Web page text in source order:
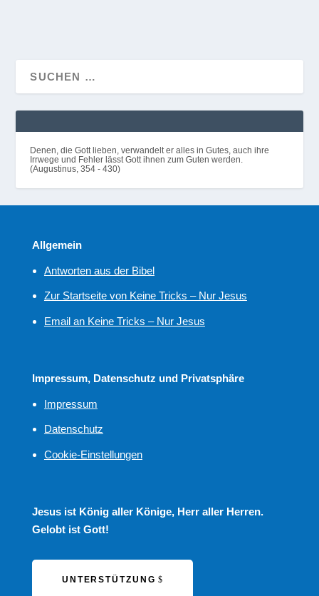
Denen, die Gott lieben, verwandelt er alles in Gutes, auch ihre
Irrwege und Fehler lässt Gott ihnen zum Guten werden.
(Augustinus, 354 - 430)
Allgemein
Antworten aus der Bibel
Zur Startseite von Keine Tricks – Nur Jesus
Email an Keine Tricks – Nur Jesus
Impressum, Datenschutz und Privatsphäre
Impressum
Datenschutz
Cookie-Einstellungen
Jesus ist König aller Könige, Herr aller Herren.
Gelobt ist Gott!
UNTERSTÜTZUNG